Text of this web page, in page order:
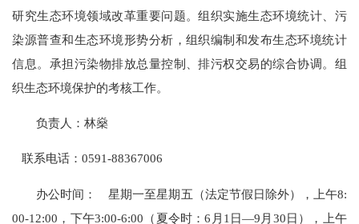
研究生态环境领域改革重要问题。组织实施生态环境统计、污
染源普查和生态环境形势分析，组织编制和发布生态环境统计
信息。承担污染物排放总量控制、排污权交易的综合协调。组
织生态环境保护的考核工作。
负责人：林燊
联系电话：0591-88367006
办公时间：
星期一至星期五（法定节假日除外），上午8:
00-12:00，下午3:00-6:00（夏令时：6月1日—9月30日），上午